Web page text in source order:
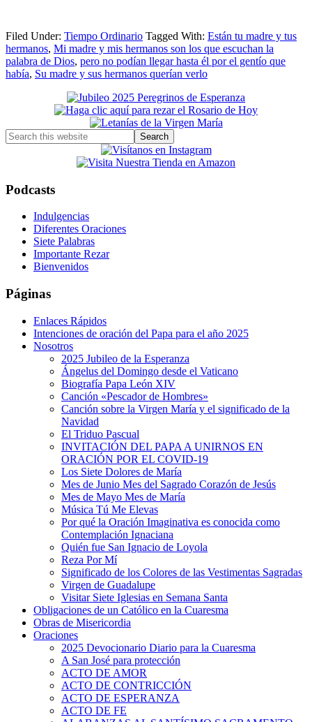
Filed Under: Tiempo Ordinario Tagged With: Están tu madre y tus
hermanos, Mi madre y mis hermanos son los que escuchan la
palabra de Dios, pero no podían llegar hasta él por el gentío que
había, Su madre y sus hermanos querían verlo
Primary
Sidebar
Search
this
Podcasts
Indulgencias
Diferentes Oraciones
Siete Palabras
Importante Rezar
Bienvenidos
Páginas
Enlaces Rápidos
Intenciones de oración del Papa para el año 2025
Nosotros
2025 Jubileo de la Esperanza
Ángelus del Domingo desde el Vaticano
Biografía Papa León XIV
Canción «Pescador de Hombres»
Canción sobre la Virgen María y el significado de la
Navidad
El Triduo Pascual
INVITACIÓN DEL PAPA A UNIRNOS EN
ORACIÓN POR EL COVID-19
Los Siete Dolores de María
Mes de Junio Mes del Sagrado Corazón de Jesús
Mes de Mayo Mes de María
Música Tú Me Elevas
Por qué la Oración Imaginativa es conocida como
Contemplación Ignaciana
Quién fue San Ignacio de Loyola
Reza Por Mí
Significado de los Colores de las Vestimentas Sagradas
Virgen de Guadalupe
Visitar Siete Iglesias en Semana Santa
Obligaciones de un Católico en la Cuaresma
Obras de Misericordia
Oraciones
2025 Devocionario Diario para la Cuaresma
A San José para protección
ACTO DE AMOR
ACTO DE CONTRICCIÓN
ACTO DE ESPERANZA
ACTO DE FE